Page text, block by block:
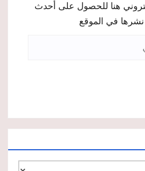
هنا للحصول على أحدث
نشرها في الموقع